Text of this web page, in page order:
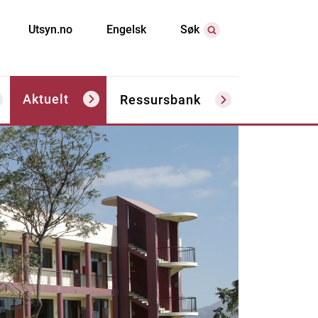
Utsyn.no Engelsk Søk
Aktuelt Ressursbank